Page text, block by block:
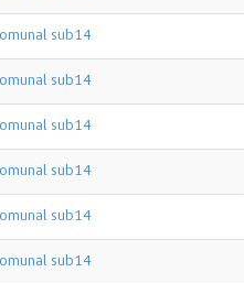
sub14
sub14
sub14
sub14
sub14
sub14